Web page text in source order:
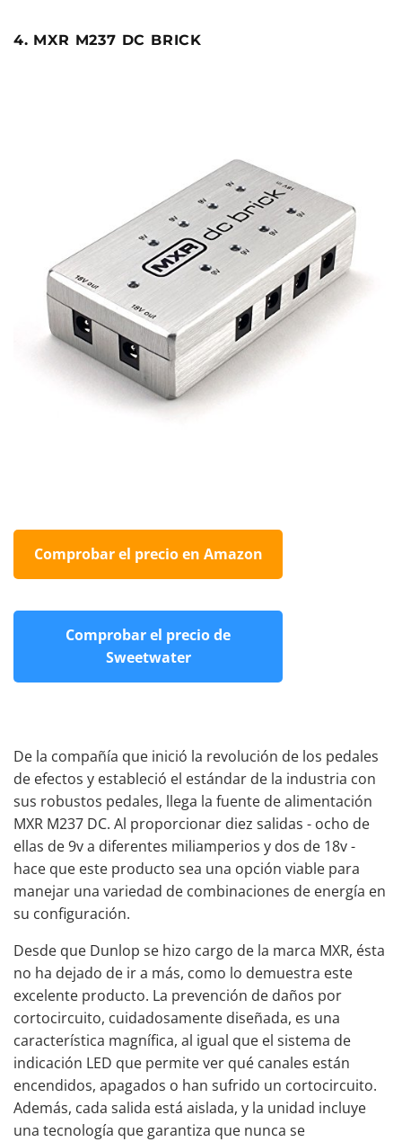
4. MXR M237 DC BRICK
Comprobar el precio en Amazon
Comprobar el precio de
Sweetwater
De la compañía que inició la revolución de los pedales
de efectos y estableció el estándar de la industria con
sus robustos pedales, llega la fuente de alimentación
MXR M237 DC. Al proporcionar diez salidas - ocho de
ellas de 9v a diferentes miliamperios y dos de 18v -
hace que este producto sea una opción viable para
manejar una variedad de combinaciones de energía en
su configuración.
Desde que Dunlop se hizo cargo de la marca MXR, ésta
no ha dejado de ir a más, como lo demuestra este
excelente producto. La prevención de daños por
cortocircuito, cuidadosamente diseñada, es una
característica magnífica, al igual que el sistema de
indicación LED que permite ver qué canales están
encendidos, apagados o han sufrido un cortocircuito.
Además, cada salida está aislada, y la unidad incluye
una tecnología que garantiza que nunca se